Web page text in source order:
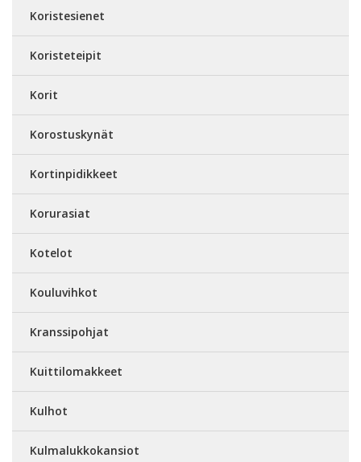
Koristesienet
Koristeteipit
Korit
Korostuskynät
Kortinpidikkeet
Korurasiat
Kotelot
Kouluvihkot
Kranssipohjat
Kuittilomakkeet
Kulhot
Kulmalukkokansiot